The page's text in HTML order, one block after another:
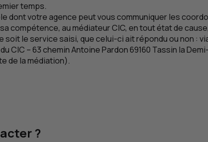
temps.
dont votre agence peut vous communiquer les
compétence, au médiateurCIC, en tout état de
soit le service saisi, que celui-ci ait répondu ou non :
CIC – 63 chemin Antoine Pardon 69160 Tassin la
de la médiation).
?